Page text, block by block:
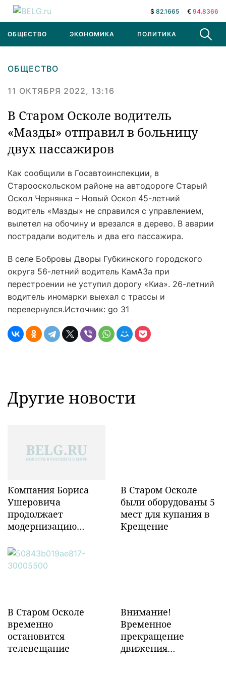
$ 82.1665 € 94.8366
ОБЩЕСТВО ЭКОНОМИКА ПОЛИТИКА В МИРЕ
ОБЩЕСТВО
11 ОКТЯБРЯ 2022, 13:16
В Старом Осколе водитель
«Мазды» отправил в больницу
двух пассажиров
Как сообщили в Госавтоинспекции, в
Старооскольском районе на автодороге Старый
Оскол Чернянка – Новый Оскол 45-летний
водитель «Мазды» не справился с управлением,
вылетел на обочину и врезался в дерево. В аварии
пострадали водитель и два его пассажира.
В селе Бобровы Дворы Губкинского городского
округа 56-летний водитель КамАЗа при
перестроении не уступил дорогу «Киа». 26-летний
водитель иномарки выехал с трассы и
перевернулся.Источник: go 31
Другие новости
Компания Бориса
Ушеровича
продолжает
модернизацию
инфраструктуры в
Забайкалье
В Старом Осколе
были оборудованы 5
мест для купания в
Крещение
В Старом Осколе
временно
остановится
телевещание
Внимание!
Временное
прекращение
движения